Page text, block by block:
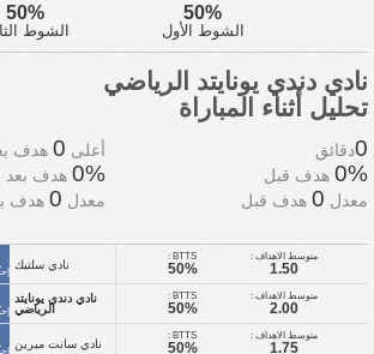
50%
الشوط الأول
50%
الشوط
نادي دندي يونايتد الرياضي
تحليل أثناء المباراة
0دقائق أعلى 0 هدف
0% هدف قبل 0% هدف بعد
معدل 0 هدف قبل معدل 0 هدف
نادي سلتيك
متوسط الاهداف :
1.50
BTTS :
50%
نادي دندي يونايتد
الرياضي
متوسط الاهداف :
2.00
BTTS :
50%
نادي سانت ميرين
متوسط الاهداف :
1.75
BTTS :
50%